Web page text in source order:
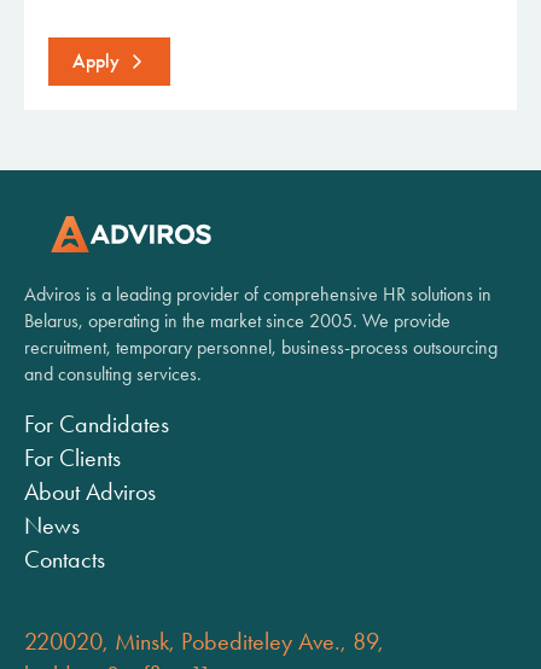
Apply
Adviros is a leading provider of comprehensive HR solutions in
Belarus, operating in the market since 2005. We provide
recruitment, temporary personnel, business-process outsourcing
and consulting services.
For Candidates
For Clients
About Adviros
News
Contacts
220020, Minsk, Pobediteley Ave., 89,